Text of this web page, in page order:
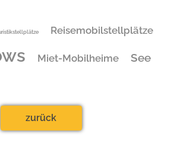
Reisemobilstellplätze
Miet-Mobilheime See
zurück